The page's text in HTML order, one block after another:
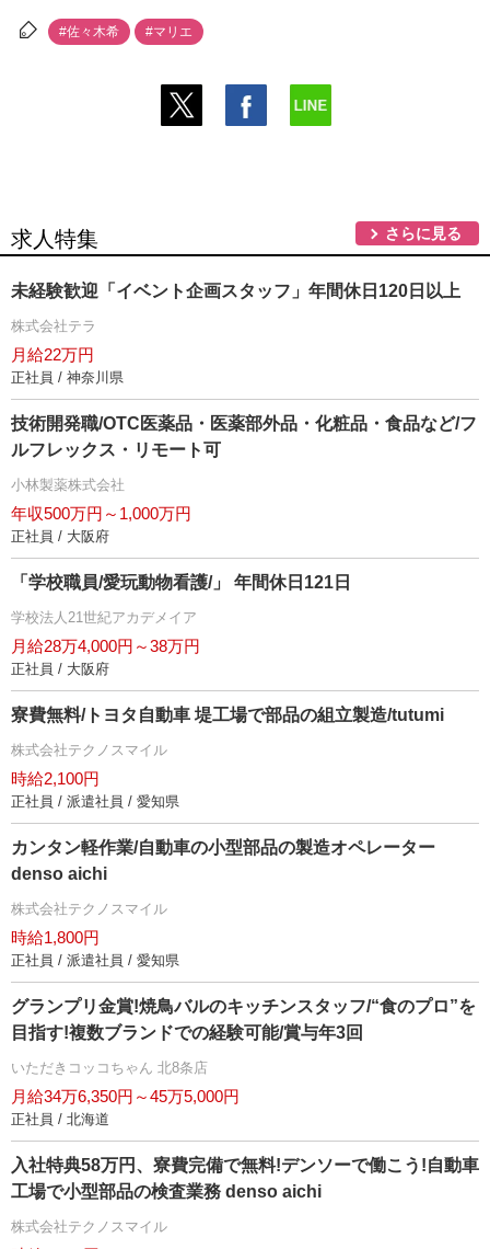
#佐々木希 #マリエ
求人特集 さらに見る
未経験歓迎「イベント企画スタッフ」年間休日120日以上
株式会社テラ
月給22万円
正社員 / 神奈川県
技術開発職/OTC医薬品・医薬部外品・化粧品・食品など/フ
ルフレックス・リモート可
小林製薬株式会社
年収500万円～1,000万円
正社員 / 大阪府
「学校職員/愛玩動物看護/」 年間休日121日
学校法人21世紀アカデメイア
月給28万4,000円～38万円
正社員 / 大阪府
寮費無料/トヨタ自動車 堤工場で部品の組立製造/tutumi
株式会社テクノスマイル
時給2,100円
正社員 / 派遣社員 / 愛知県
カンタン軽作業/自動車の小型部品の製造オペレーター
denso aichi
株式会社テクノスマイル
時給1,800円
正社員 / 派遣社員 / 愛知県
グランプリ金賞!焼鳥バルのキッチンスタッフ/“食のプロ”を
目指す!複数ブランドでの経験可能/賞与年3回
いただきコッコちゃん 北8条店
月給34万6,350円～45万5,000円
正社員 / 北海道
入社特典58万円、寮費完備で無料!デンソーで働こう!自動車
工場で小型部品の検査業務 denso aichi
株式会社テクノスマイル